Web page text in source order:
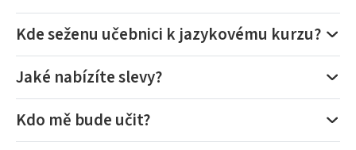
Kde seženu učebnici k jazykovému kurzu?
Jaké nabízíte slevy?
Kdo mě bude učit?